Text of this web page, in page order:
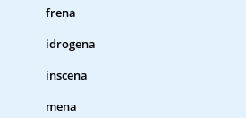
frena
idrogena
inscena
mena